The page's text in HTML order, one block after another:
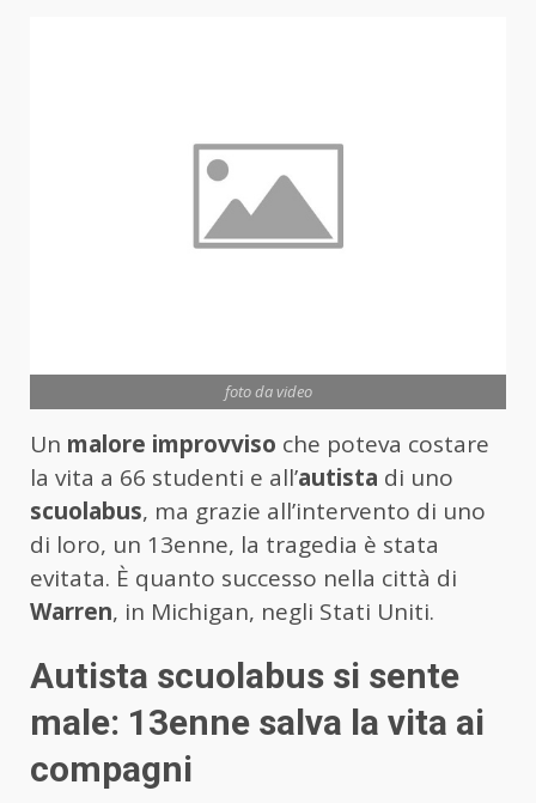
foto da video
Un malore improvviso che poteva costare
la vita a 66 studenti e all’autista di uno
scuolabus, ma grazie all’intervento di uno
di loro, un 13enne, la tragedia è stata
evitata. È quanto successo nella città di
Warren, in Michigan, negli Stati Uniti.
Autista scuolabus si sente
male: 13enne salva la vita ai
compagni